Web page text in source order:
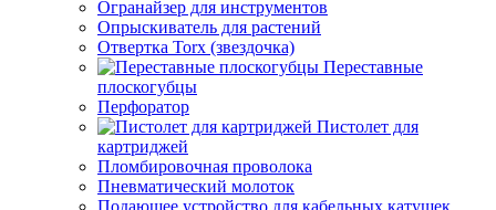
Огранайзер для инструментов
Опрыскиватель для растений
Отвертка Torx (звездочка)
Переставные
плоскогубцы
Перфоратор
Пистолет для
картриджей
Пломбировочная проволока
Пневматический молоток
Подающее устройство для кабельных катушек